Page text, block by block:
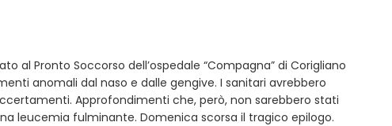
al Pronto Soccorso dell’ospedale “Compagna” di Corigliano
anomali dal naso e dalle gengive. I sanitari avrebbero
Approfondimenti che, però, non sarebbero stati
leucemia fulminante. Domenica scorsa il tragico epilogo.